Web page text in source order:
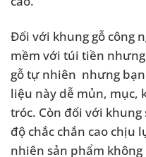
Đối với khung gỗ công
mềm với túi tiền
gỗ tự nhiên nhưng
liệu này dễ mủn, mục,
tróc. Còn đối với
độ chắc chắn cao chịu
nhiên sản phẩm